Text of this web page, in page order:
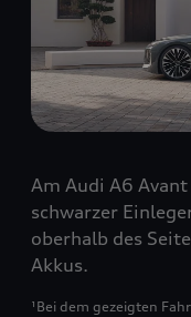
Am Audi A6
schwarzer
oberhalb des
Akkus.
¹Bei dem gezeigten